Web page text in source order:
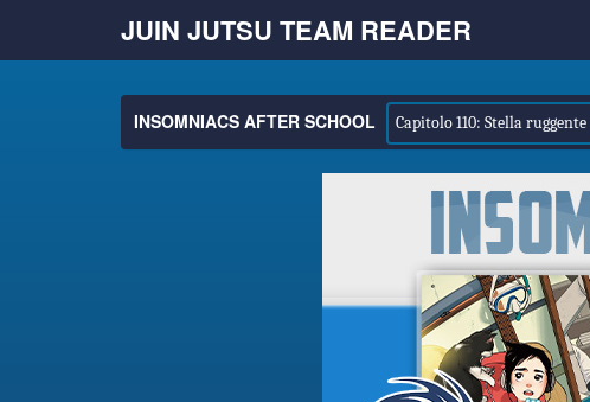
JUIN JUTSU TEAM READER
INSOMNIACS AFTER SCHOOL Capitolo 110: Stella ruggente